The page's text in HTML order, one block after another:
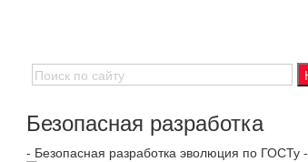
Безопасная разработка
- Безопасная разработка эволюция по ГОСТу -